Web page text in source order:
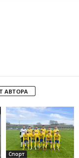
АВТОРА
Спорт